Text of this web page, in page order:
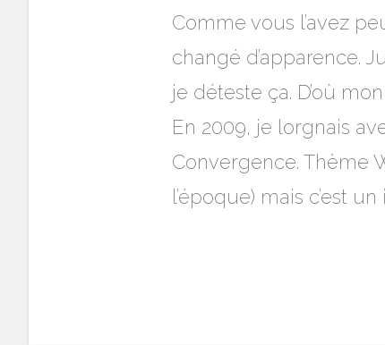
Comme vous l’avez
changé d’apparence.
je déteste ça. D’où
En 2009, je lorgnais
Convergence. Thème
l’époque) mais c’est